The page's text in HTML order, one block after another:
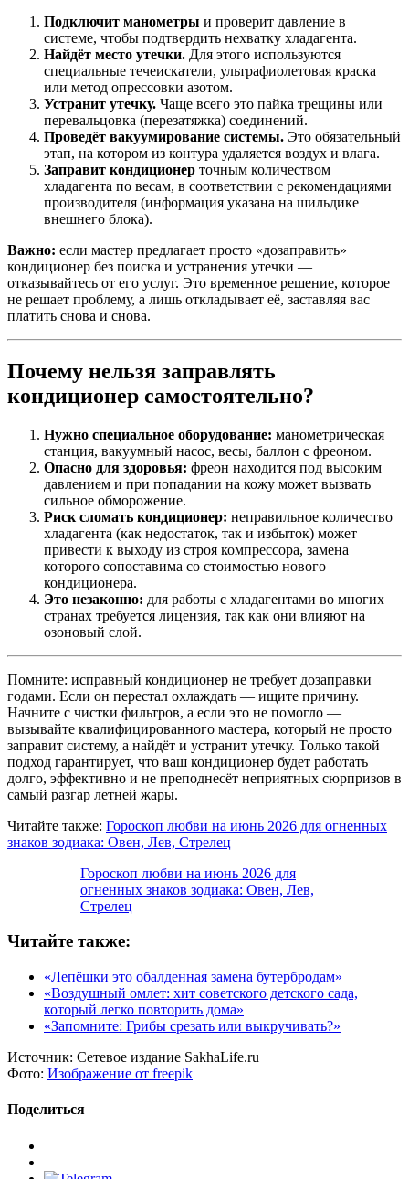
Подключит манометры и проверит давление в
системе, чтобы подтвердить нехватку хладагента.
Найдёт место утечки. Для этого используются
специальные течеискатели, ультрафиолетовая краска
или метод опрессовки азотом.
Устранит утечку. Чаще всего это пайка трещины или
перевальцовка (перезатяжка) соединений.
Проведёт вакуумирование системы. Это обязательный
этап, на котором из контура удаляется воздух и влага.
Заправит кондиционер точным количеством
хладагента по весам, в соответствии с рекомендациями
производителя (информация указана на шильдике
внешнего блока).
Важно: если мастер предлагает просто «дозаправить»
кондиционер без поиска и устранения утечки —
отказывайтесь от его услуг. Это временное решение, которое
не решает проблему, а лишь откладывает её, заставляя вас
платить снова и снова.
Почему нельзя заправлять
кондиционер самостоятельно?
Нужно специальное оборудование: манометрическая
станция, вакуумный насос, весы, баллон с фреоном.
Опасно для здоровья: фреон находится под высоким
давлением и при попадании на кожу может вызвать
сильное обморожение.
Риск сломать кондиционер: неправильное количество
хладагента (как недостаток, так и избыток) может
привести к выходу из строя компрессора, замена
которого сопоставима со стоимостью нового
кондиционера.
Это незаконно: для работы с хладагентами во многих
странах требуется лицензия, так как они влияют на
озоновый слой.
Помните: исправный кондиционер не требует дозаправки
годами. Если он перестал охлаждать — ищите причину.
Начните с чистки фильтров, а если это не помогло —
вызывайте квалифицированного мастера, который не просто
заправит систему, а найдёт и устранит утечку. Только такой
подход гарантирует, что ваш кондиционер будет работать
долго, эффективно и не преподнесёт неприятных сюрпризов в
самый разгар летней жары.
Читайте также: Гороскоп любви на июнь 2026 для огненных
знаков зодиака: Овен, Лев, Стрелец
Гороскоп любви на июнь 2026 для
огненных знаков зодиака: Овен, Лев,
Стрелец
Читайте также:
«Лепёшки это обалденная замена бутербродам»
«Воздушный омлет: хит советского детского сада,
который легко повторить дома»
«Запомните: Грибы срезать или выкручивать?»
Источник: Сетевое издание SakhaLife.ru
Фото: Изображение от freepik
Поделиться